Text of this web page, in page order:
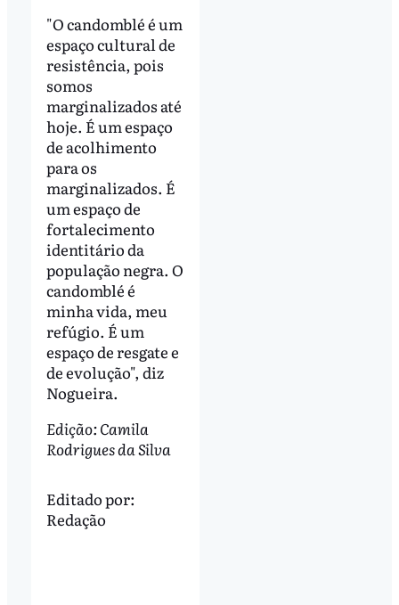
"O candomblé é um
espaço cultural de
resistência, pois
somos
marginalizados até
hoje. É um espaço
de acolhimento
para os
marginalizados. É
um espaço de
fortalecimento
identitário da
população negra. O
candomblé é
minha vida, meu
refúgio. É um
espaço de resgate e
de evolução", diz
Nogueira.
Edição: Camila
Rodrigues da Silva
Editado por:
Redação